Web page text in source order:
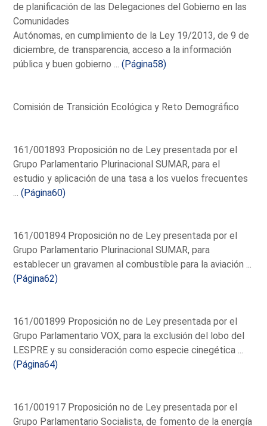
de planificación de las Delegaciones del Gobierno en las
Comunidades
Autónomas, en cumplimiento de la Ley 19/2013, de 9 de
diciembre, de transparencia, acceso a la información
pública y buen gobierno ...(Página58)
Comisión de Transición Ecológica y Reto Demográfico
161/001893 Proposición no de Ley presentada por el
Grupo Parlamentario Plurinacional SUMAR, para el
estudio y aplicación de una tasa a los vuelos frecuentes
...(Página60)
161/001894 Proposición no de Ley presentada por el
Grupo Parlamentario Plurinacional SUMAR, para
establecer un gravamen al combustible para la aviación ...
(Página62)
161/001899 Proposición no de Ley presentada por el
Grupo Parlamentario VOX, para la exclusión del lobo del
LESPRE y su consideración como especie cinegética ...
(Página64)
161/001917 Proposición no de Ley presentada por el
Grupo Parlamentario Socialista, de fomento de la energía